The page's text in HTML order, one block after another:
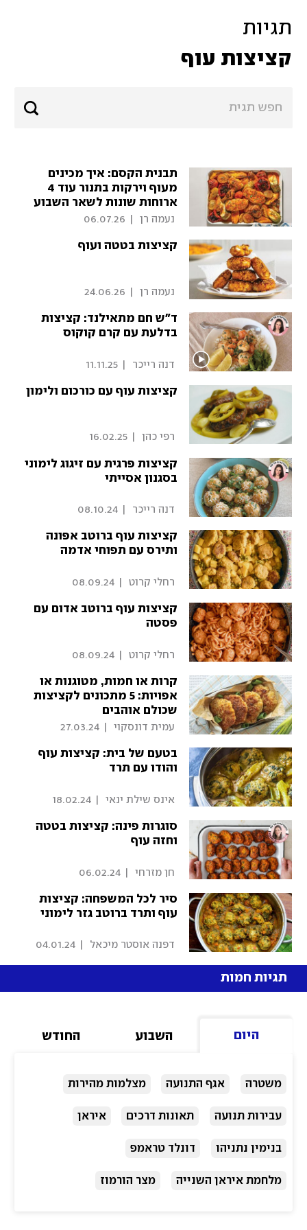
תגיות
קציצות עוף
תבנית הקסם: איך מכינים
מעוף וירקות בתנור עוד 4
ארוחות שונות לשאר השבוע
נעמה רן 06.07.26
קציצות בטטה ועוף
נעמה רן 24.06.26
ד"ש חם מתאילנד: קציצות
בדלעת עם קרם קוקוס
דנה רייכר 11.11.25
קציצות עוף עם כורכום ולימון
רפי כהן 16.02.25
קציצות פרגית עם זיגוג לימוני
בסגנון אסייתי
דנה רייכר 08.10.24
קציצות עוף ברוטב אפונה
ותירס עם תפוחי אדמה
רחלי קרוט 08.09.24
קציצות עוף ברוטב אדום עם
פסטה
רחלי קרוט 08.09.24
קרות או חמות, מטוגנות או
אפויות: 5 מתכונים לקציצות
שכולם אוהבים
עמית דונסקוי 27.03.24
בטעם של בית: קציצות עוף
והודו עם תרד
אינס שילת ינאי 18.02.24
סוגרות פינה: קציצות בטטה
וחזה עוף
חן מזרחי 06.02.24
סיר לכל המשפחה: קציצות
עוף ותרד ברוטב גזר לימוני
דפנה אוסטר מיכאל 04.01.24
תגיות חמות
היום השבוע החודש
משטרה אגף התנועה מצלמות מהירות
עבירות תנועה תאונות דרכים איראן
בנימין נתניהו דונלד טראמפ
מלחמת איראן השנייה מצר הורמוז